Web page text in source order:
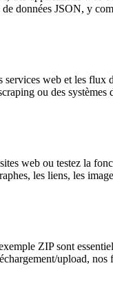
données JSON, y
web et les
ou des systèmes
web ou testez la
les liens, les
ZIP sont
upload,